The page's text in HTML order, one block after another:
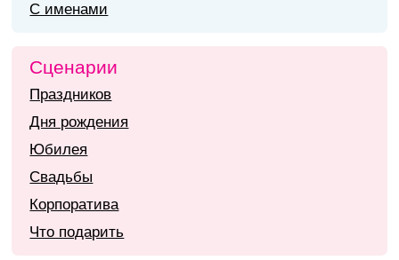
С именами
Сценарии
Праздников
Дня рождения
Юбилея
Свадьбы
Корпоратива
Что подарить